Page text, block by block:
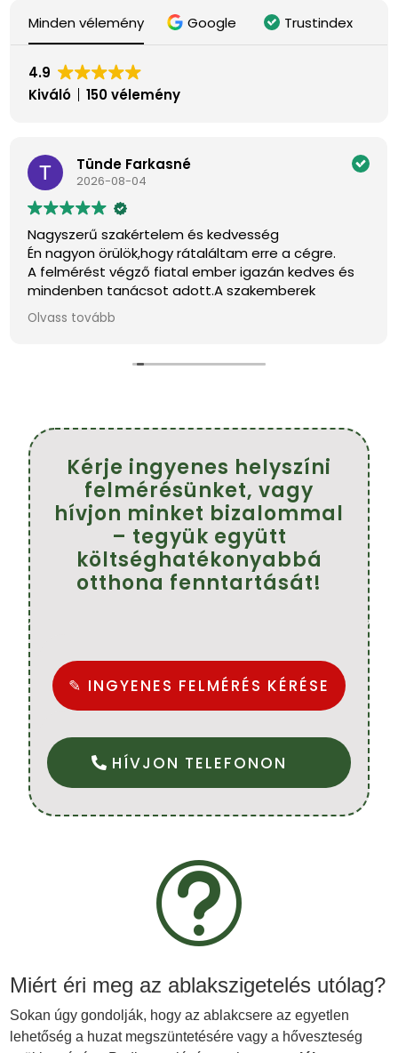
Minden vélemény Google Trustindex
4.9
Kiváló
150 vélemény
Tünde Farkasné
2026-08-04
Nagyszerű szakértelem és kedvesség
Én nagyon örülök,hogy rátaláltam erre a cégre.
A felmérést végző fiatal ember igazán kedves és
mindenben tanácsot adott.A szakemberek
pontosak,kedvesek és szép munkát végeztek.
Köszönöm szépen.
Olvass tovább
Kérje ingyenes helyszíni
felmérésünket, vagy
hívjon minket bizalommal
– tegyük együtt
költséghatékonyabbá
otthona fenntartását!
✎ INGYENES FELMÉRÉS KÉRÉSE
HÍVJON TELEFONON
t
Miért éri meg az ablakszigetelés utólag?
Sokan úgy gondolják, hogy az ablakcsere az egyetlen
lehetőség a huzat megszüntetésére vagy a hőveszteség